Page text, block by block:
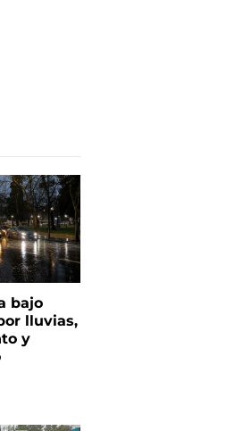
bajo
lluvias,
y